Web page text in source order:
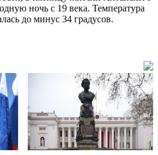
ночь с 19 века. Температура
до минус 34 градусов.